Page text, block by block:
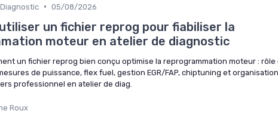
• 05/08/2026
un fichier reprog pour fiabiliser la
moteur en atelier de diagnostic
un fichier reprog bien conçu optimise la reprogrammation moteur : rôle
de puissance, flex fuel, gestion EGR/FAP, chiptuning et organisation
professionnel en atelier de diag.
Roux